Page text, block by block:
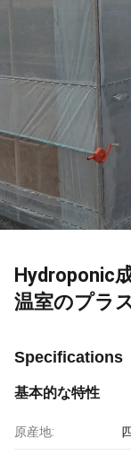
Hydroponic
温室のプラ
Specifications
基本的な特性
原産地: